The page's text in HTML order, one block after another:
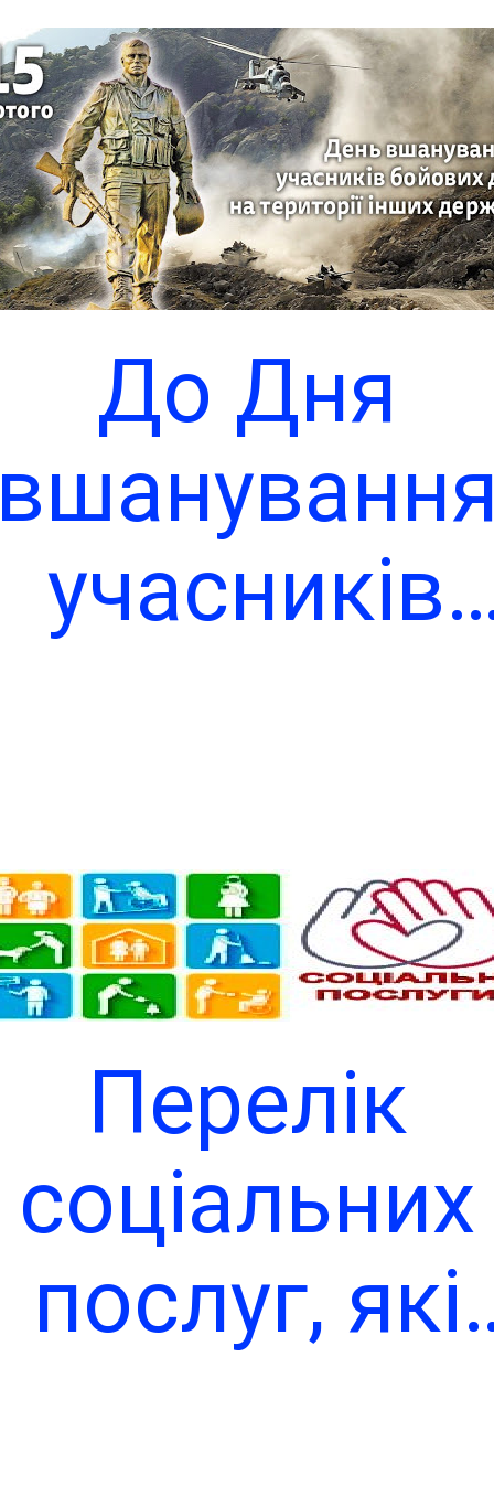
держав
Теплицька
виплатила
учасникам
допомогу
До Дня
учасників
держав
Теплицька
виплатила
учасникам
бойових дій
Перелік
соціальних
послуг, які